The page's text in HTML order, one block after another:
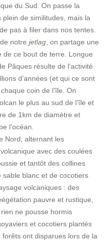
du Sud. On passe la
de similitudes, mais la
pas à filer dans nos tentes.
notre jetlag , on partage une
de ce bout de terre. Longue
Pâques résulte de l’activité
d’années (et qui ce sont
coin de l’île. On
le plus au sud de l’île et
de 1km de diamètre et
l’océan.
Nord, alternant les
avec des coulées
et tantôt des collines
sable blanc et de cocotiers
volcaniques : des
pauvre et rustique,
ne pousse hormis
et cocotiers plantés
ont disparues lors de la